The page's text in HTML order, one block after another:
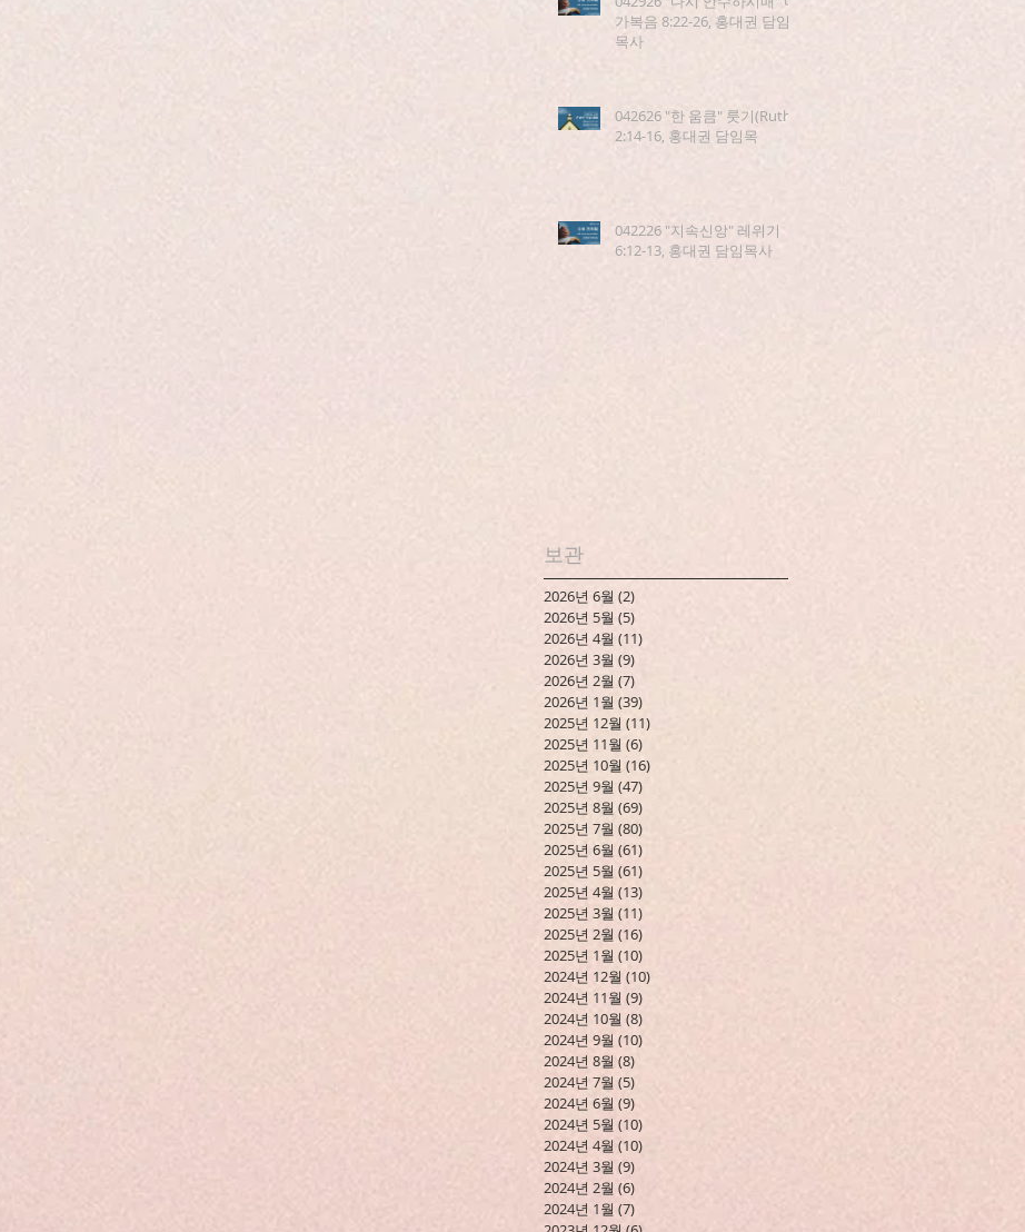
가복음 8:22-26, 홍대권 담임
목사
042626 "한 움큼" 룻기(Ruth)
2:14-16, 홍대권 담임목
042226 "지속신앙" 레위기
6:12-13, 홍대권 담임목사
보관
2026년 6월 (2)
2026년 5월 (5)
2026년 4월 (11)
2026년 3월 (9)
2026년 2월 (7)
2026년 1월 (39)
2025년 12월 (11)
2025년 11월 (6)
2025년 10월 (16)
2025년 9월 (47)
2025년 8월 (69)
2025년 7월 (80)
2025년 6월 (61)
2025년 5월 (61)
2025년 4월 (13)
2025년 3월 (11)
2025년 2월 (16)
2025년 1월 (10)
2024년 12월 (10)
2024년 11월 (9)
2024년 10월 (8)
2024년 9월 (10)
2024년 8월 (8)
2024년 7월 (5)
2024년 6월 (9)
2024년 5월 (10)
2024년 4월 (10)
2024년 3월 (9)
2024년 2월 (6)
2024년 1월 (7)